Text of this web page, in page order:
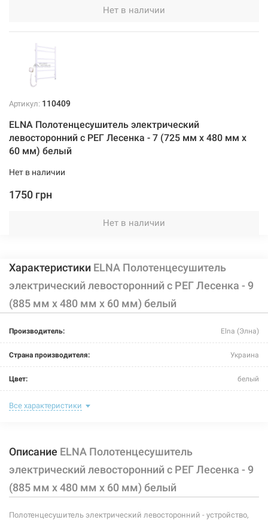
Нет в наличии
Артикул: 110409
ELNA Полотенцесушитель электрический
левосторонний с РЕГ Лесенка - 7 (725 мм х 480 мм х
60 мм) белый
Нет в наличии
1750 грн
Нет в наличии
Характеристики ELNA Полотенцесушитель
электрический левосторонний с РЕГ Лесенка - 9
(885 мм х 480 мм х 60 мм) белый
Производитель: Elna (Элна)
Страна производителя: Украина
Цвет: белый
Ширина:
Высота:
Мощность: 115 Вт
Максимальная температура: +55°C
Все характеристики
Описание ELNA Полотенцесушитель
электрический левосторонний с РЕГ Лесенка - 9
(885 мм х 480 мм х 60 мм) белый
Полотенцесушитель электрический левосторонний - устройство,